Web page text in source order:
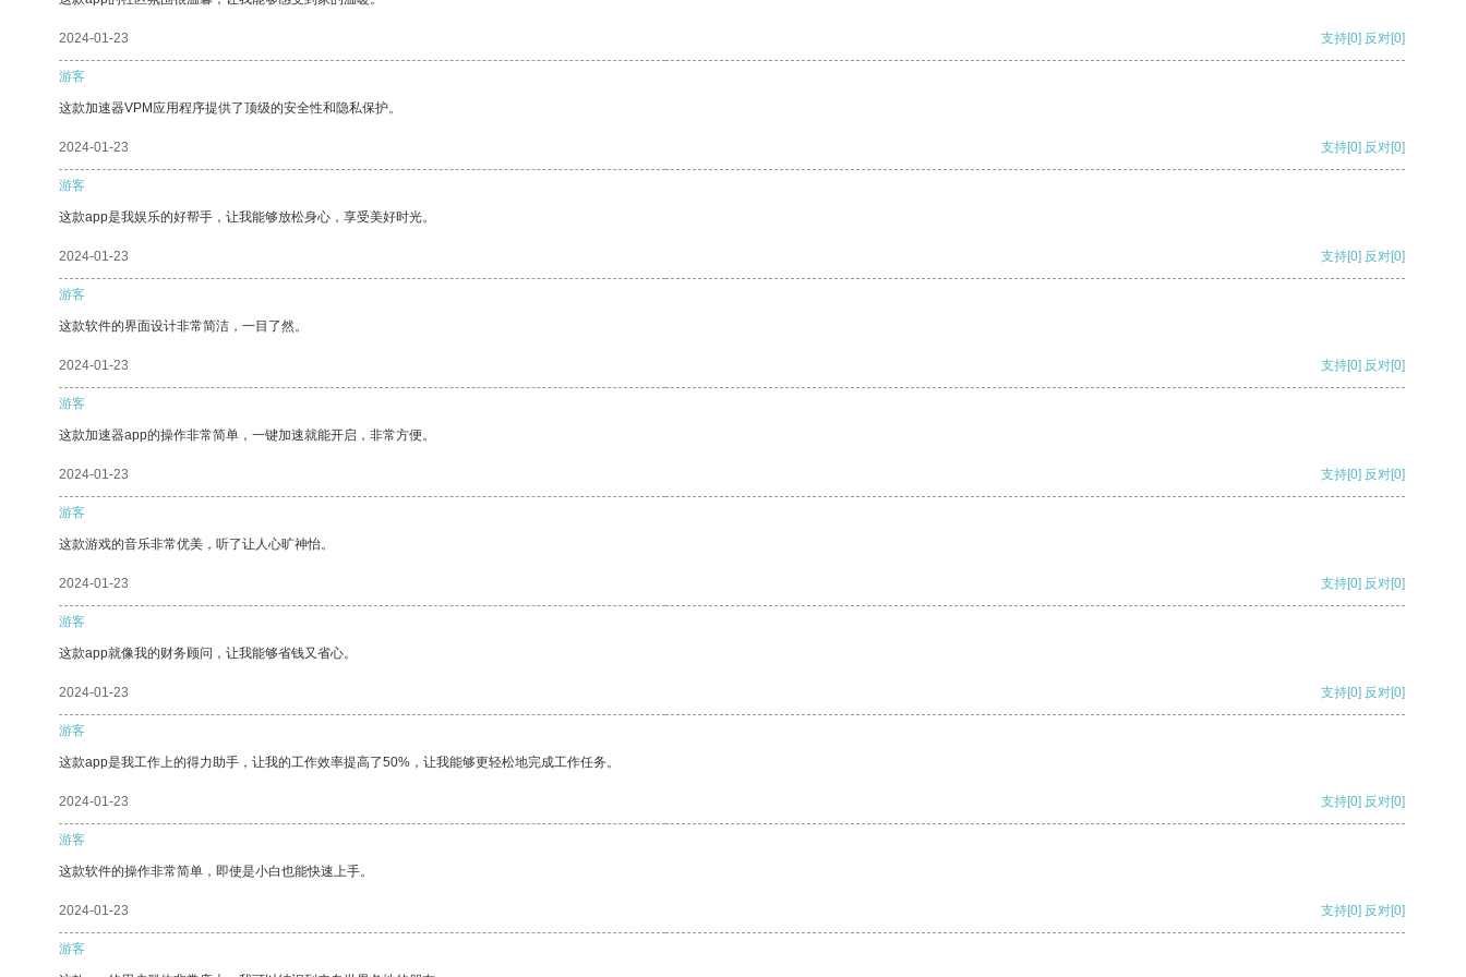
2024-01-23 支持[0] 反对[0]
游客
这款加速器VPM应用程序提供了顶级的安全性和隐私保护。
2024-01-23 支持[0] 反对[0]
游客
这款app是我娱乐的好帮手，让我能够放松身心，享受美好时光。
2024-01-23 支持[0] 反对[0]
游客
这款软件的界面设计非常简洁，一目了然。
2024-01-23 支持[0] 反对[0]
游客
这款加速器app的操作非常简单，一键加速就能开启，非常方便。
2024-01-23 支持[0] 反对[0]
游客
这款游戏的音乐非常优美，听了让人心旷神怡。
2024-01-23 支持[0] 反对[0]
游客
这款app就像我的财务顾问，让我能够省钱又省心。
2024-01-23 支持[0] 反对[0]
游客
这款app是我工作上的得力助手，让我的工作效率提高了50%，让我能够更轻松地完成工作任务。
2024-01-23 支持[0] 反对[0]
游客
这款软件的操作非常简单，即使是小白也能快速上手。
2024-01-23 支持[0] 反对[0]
游客